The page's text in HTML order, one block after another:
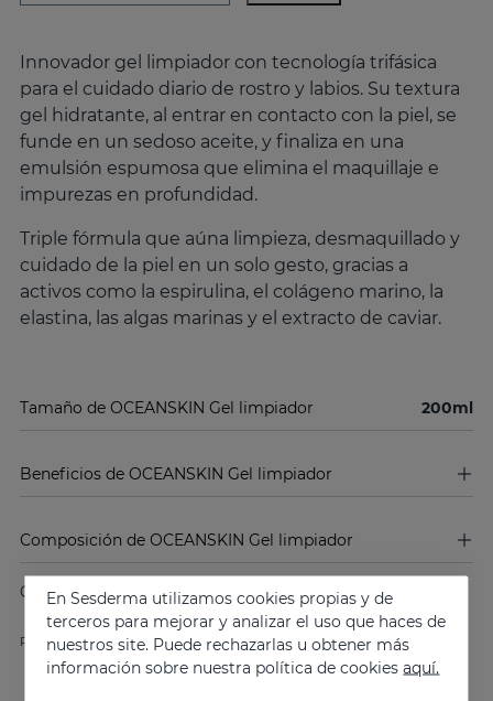
Innovador gel limpiador con tecnología trifásica
para el cuidado diario de rostro y labios. Su textura
gel hidratante, al entrar en contacto con la piel, se
funde en un sedoso aceite, y finaliza en una
emulsión espumosa que elimina el maquillaje e
impurezas en profundidad.
Triple fórmula que aúna limpieza, desmaquillado y
cuidado de la piel en un solo gesto, gracias a
activos como la espirulina, el colágeno marino, la
elastina, las algas marinas y el extracto de caviar.
Tamaño de OCEANSKIN Gel limpiador 200ml
Beneficios de OCEANSKIN Gel limpiador
Composición de OCEANSKIN Gel limpiador
Compartir
Precio más bajo últimos 30 días: 15.72 €
En Sesderma utilizamos cookies propias y de
terceros para mejorar y analizar el uso que haces de
nuestros site. Puede rechazarlas u obtener más
información sobre nuestra política de cookiesaquí.